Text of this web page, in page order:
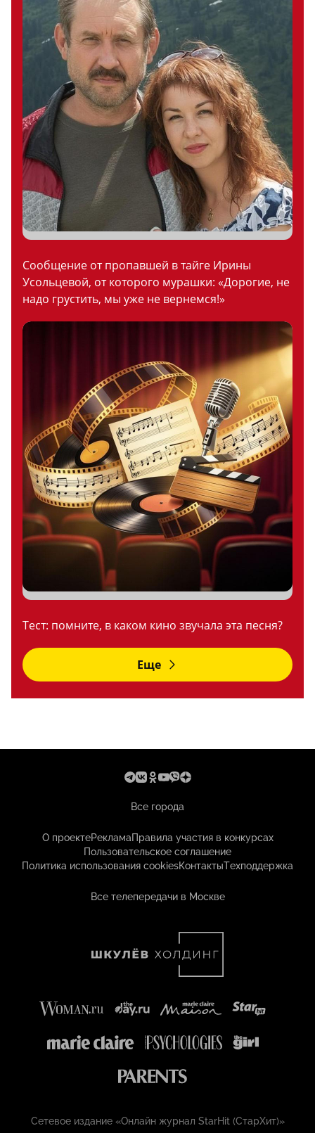
Сообщение от пропавшей в тайге Ирины
Усольцевой, от которого мурашки: «Дорогие, не
надо грустить, мы уже не вернемся!»
Тест: помните, в каком кино звучала эта песня?
Еще
Все города
О проектеРекламаПравила участия в конкурсах
Пользовательское соглашение
Политика использования cookiesКонтактыТехподдержка
Все телепередачи в Москве
Сетевое издание «Онлайн журнал StarHit (СтарХит)»